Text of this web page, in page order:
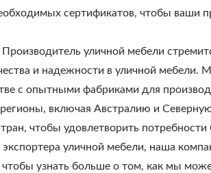
сертификатов, чтобы ваши
уличной мебели
и надежности в уличной мебели.
с опытными фабриками для
включая Австралию и
чтобы удовлетворить
уличной мебели, наша
узнать больше о том, как мы
Пергола С